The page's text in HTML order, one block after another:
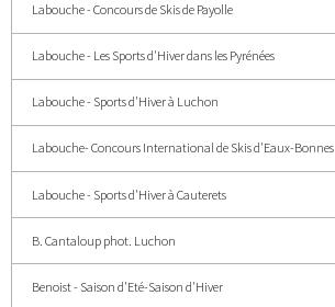
Labouche - Concours de Skis de Payolle
Labouche - Les Sports d'Hiver dans les Pyrénées
Labouche - Sports d'Hiver à Luchon
Labouche- Concours International de Skis d'Eaux-Bonnes
Labouche - Sports d'Hiver à Cauterets
B. Cantaloup phot. Luchon
Benoist - Saison d'Eté-Saison d'Hiver